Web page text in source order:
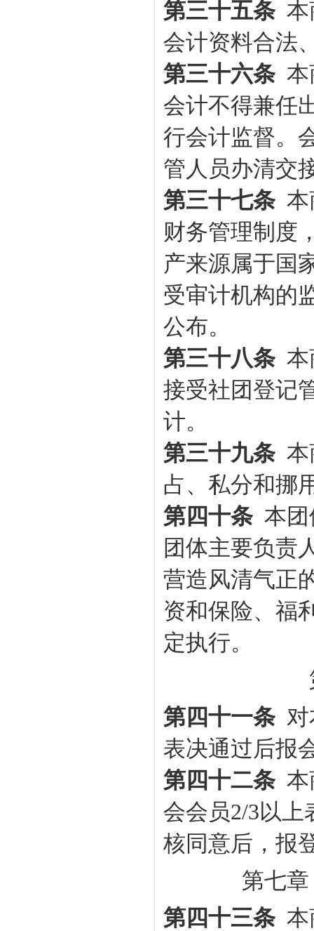
第三十五条 本
会计资料合法
第三十六条 本
会计不得兼任
行会计监督。
管人员办清交
第三十七条 本
财务管理制度
产来源属于国
受审计机构的
公布。
第三十八条 本
接受社团登记
计。
第三十九条 本
占、私分和挪
第四十条 本
团体主要负责
营造风清气正
资和保险、福
定执行。
第四十一条
表决通过后报
第四十二条 本
会会员2/3以上
核同意后，报
第七
第四十三条 本